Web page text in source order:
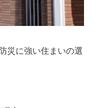
災に強い住まいの選